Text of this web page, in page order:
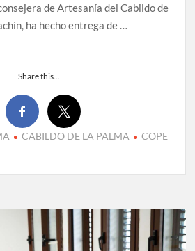
de Artesanía del Cabildo de
ha hecho entrega de …
Share this...
CABILDO DE LA PALMA
COPE